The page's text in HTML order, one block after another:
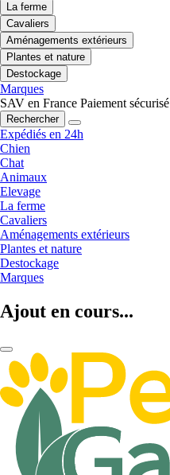
La ferme
Cavaliers
Aménagements extérieurs
Plantes et nature
Destockage
Marques
SAV en France Paiement sécurisé
Rechercher
Expédiés en 24h
Chien
Chat
Animaux
Elevage
La ferme
Cavaliers
Aménagements extérieurs
Plantes et nature
Destockage
Marques
Ajout en cours...